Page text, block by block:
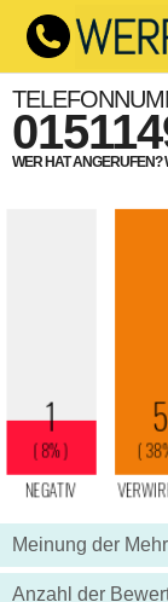
WER HAT ANGERUFEN?
Meinung der
Anzahl der